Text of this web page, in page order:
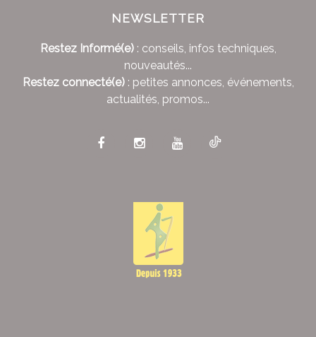
NEWSLETTER
Restez Informé(e): conseils, infos techniques,
nouveautés...
Restez connecté(e): petites annonces, événements,
actualités, promos...